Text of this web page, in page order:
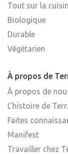
Tout sur la
Biologique
Durable
Végétarien
À propos de
À propos de
L’histoire de
Faites
Manifest
Travailler chez